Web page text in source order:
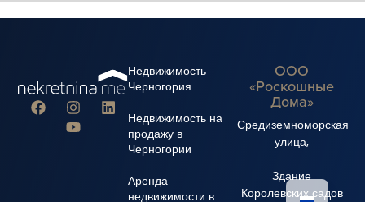
Недвижимость
Черногория
Недвижимость на
продажу в
Черногории
Аренда
недвижимости в
ООО
«Роскошные
Дома»
Средиземноморская
улица,
Здание
Королевских садов